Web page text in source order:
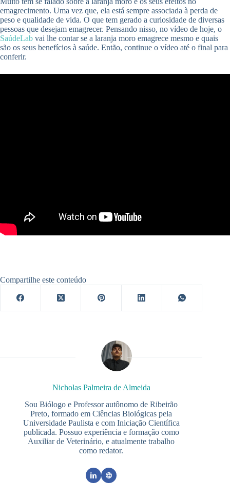
emagrecimento. Uma vez que, ela está sempre associada à perda de
peso e qualidade de vida. O que tem gerado a curiosidade de diversas
pessoas que desejam emagrecer. Pensando nisso, no vídeo de hoje, o
SaúdeLab vai lhe contar se a laranja moro emagrece mesmo e quais
são os seus benefícios à saúde. Então, continue o vídeo até o final para
conferir.
Compartilhe este conteúdo
Nicholas Palmeira de Almeida
Sou Biólogo e Professor autônomo de Ribeirão
Preto, formado em Ciências Biológicas pela
Universidade Paulista e com Iniciação Científica
publicada. Possuo experiência e formação como
Auxiliar de Veterinário, e atualmente trabalho
como redator.